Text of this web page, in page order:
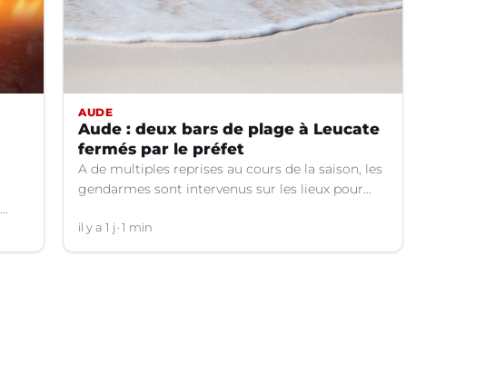
AUDE
Aude : deux bars de plage à Leucate
fermés par le préfet
A de multiples reprises au cours de la saison, les
gendarmes sont intervenus sur les lieux pour
d'alcool, de rixes, de tapage, de stationnement...
il y a 1 j 1 min